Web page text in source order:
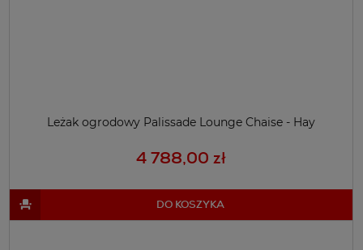
Leżak ogrodowy Palissade Lounge Chaise - Hay
4 788,00 zł
DO KOSZYKA